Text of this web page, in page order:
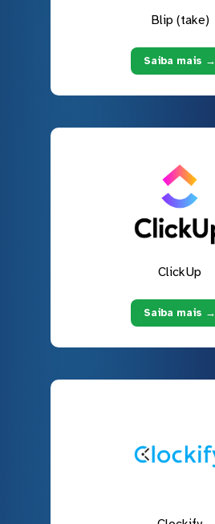
Blip (take)
Saiba mais →
ClickUp
Saiba mais →